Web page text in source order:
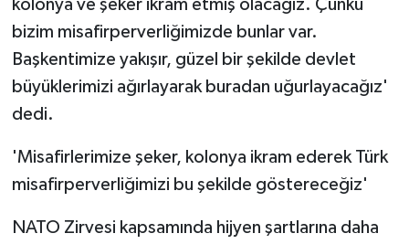
kolonya ve şeker ikram etmiş olacağız. Çünkü
bizim misafirperverliğimizde bunlar var.
Başkentimize yakışır, güzel bir şekilde devlet
büyüklerimizi ağırlayarak buradan uğurlayacağız'
dedi.
'Misafirlerimize şeker, kolonya ikram ederek Türk
misafirperverliğimizi bu şekilde göstereceğiz'
NATO Zirvesi kapsamında hijyen şartlarına daha